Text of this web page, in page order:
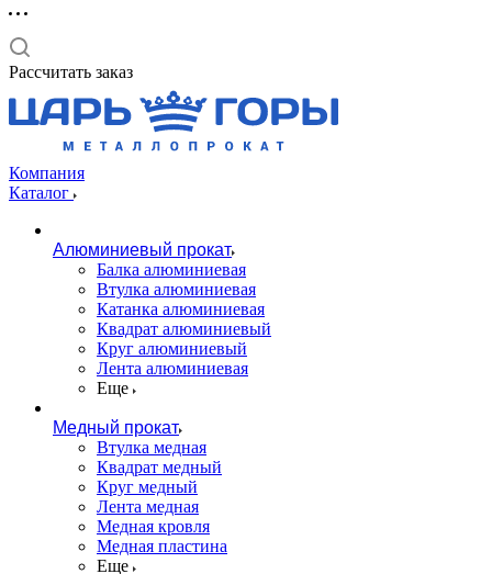
Рассчитать заказ
Компания
Каталог
Алюминиевый прокат
Балка алюминиевая
Втулка алюминиевая
Катанка алюминиевая
Квадрат алюминиевый
Круг алюминиевый
Лента алюминиевая
Еще
Медный прокат
Втулка медная
Квадрат медный
Круг медный
Лента медная
Медная кровля
Медная пластина
Еще